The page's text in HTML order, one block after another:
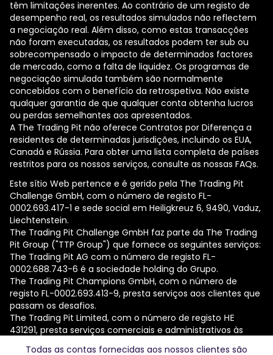
têm limitações inerentes. Ao contrário de um registo de
desempenho real, os resultados simulados não reflectem
a negociação real. Além disso, como estas transacções
não foram executadas, os resultados podem ter sub ou
sobrecompensado o impacto de determinados factores
de mercado, como a falta de liquidez. Os programas de
negociação simulada também são normalmente
concebidos com o benefício da retrospetiva. Não existe
qualquer garantia de que qualquer conta obtenha lucros
ou perdas semelhantes aos apresentados.
A The Trading Pit não oferece Contratos por Diferença a
residentes de determinadas jurisdições, incluindo os EUA,
Canadá e Rússia. Para obter uma lista completa de países
restritos para os nossos serviços, consulte as nossas FAQs.
Este sítio Web pertence e é gerido pela The Trading Pit
Challenge GmbH, com o número de registo FL-
0002.693.417-1 e sede social em Heiligkreuz 6, 9490, Vaduz,
Liechtenstein.
The Trading Pit Challenge GmbH faz parte da The Trading
Pit Group ("TTP Group") que fornece os seguintes serviços:
The Trading Pit AG com o número de registo FL-
0002.688.743-6 é a sociedade holding do Grupo.
The Trading Pit Champions GmbH, com o número de
registo FL-0002.693.413-9, presta serviços aos clientes que
passam os desafios.
The Trading Pit Limited, com o número de registo ΗΕ
431291, presta serviços comerciais e administrativos às
Todas as contas fornecidas aos nossos clientes são